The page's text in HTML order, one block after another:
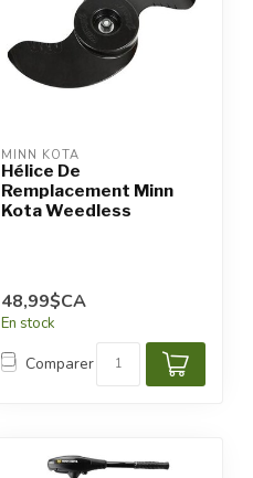
MINN KOTA
Hélice De
Remplacement Minn
Kota Weedless
48,99$CA
En stock
Comparer